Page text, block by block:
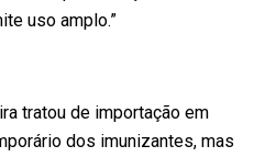
uso amplo.”
tratou de importação em
dos imunizantes, mas